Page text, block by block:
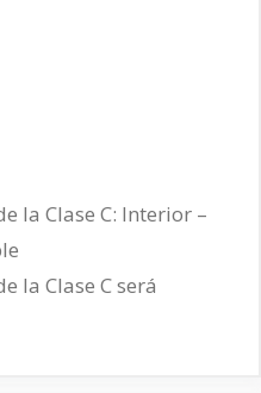
la Clase C: Interior –
la Clase C será